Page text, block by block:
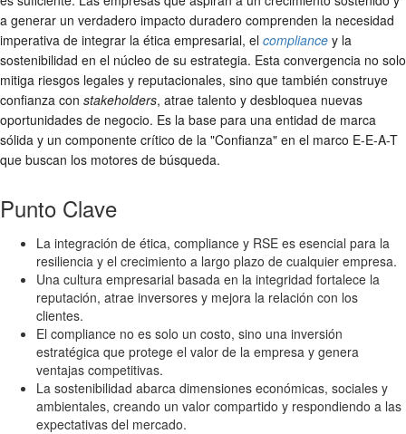
a generar un verdadero impacto duradero comprenden la necesidad
imperativa de integrar la ética empresarial, el compliance y la
sostenibilidad en el núcleo de su estrategia. Esta convergencia no solo
mitiga riesgos legales y reputacionales, sino que también construye
confianza con stakeholders, atrae talento y desbloquea nuevas
oportunidades de negocio. Es la base para una entidad de marca
sólida y un componente crítico de la "Confianza" en el marco E-E-A-T
que buscan los motores de búsqueda.
Punto Clave
La integración de ética, compliance y RSE es esencial para la
resiliencia y el crecimiento a largo plazo de cualquier empresa.
Una cultura empresarial basada en la integridad fortalece la
reputación, atrae inversores y mejora la relación con los
clientes.
El compliance no es solo un costo, sino una inversión
estratégica que protege el valor de la empresa y genera
ventajas competitivas.
La sostenibilidad abarca dimensiones económicas, sociales y
ambientales, creando un valor compartido y respondiendo a las
expectativas del mercado.